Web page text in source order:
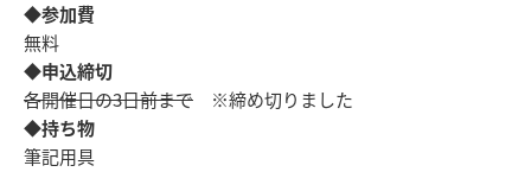
◆参加費
無料
◆申込締切
各開催日の3日前まで ※締め切りました
◆持ち物
筆記用具